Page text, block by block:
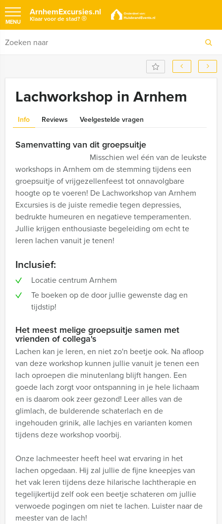
ArnhemExcursies.nl
Klaar voor de stad?®
MENU
Lachworkshop in Arnhem
Info Reviews Veelgestelde vragen
Samenvatting van dit groepsuitje
Misschien wel één van de leukste
workshops in Arnhem om de stemming tijdens een
groepsuitje of vrijgezellenfeest tot onnavolgbare
hoogte op te voeren! De Lachworkshop van Arnhem
Excursies is de juiste remedie tegen depressies,
bedrukte humeuren en negatieve temperamenten.
Jullie krijgen enthousiaste begeleiding om echt te
leren lachen vanuit je tenen!
Inclusief:
Locatie centrum Arnhem
Te boeken op de door jullie gewenste dag en
tijdstip!
Het meest melige groepsuitje samen met
vrienden of collega's
Lachen kan je leren, en niet zo'n beetje ook. Na afloop
van deze workshop kunnen jullie vanuit je tenen een
lach oproepen die minutenlang blijft hangen. Een
goede lach zorgt voor ontspanning in je hele lichaam
en is daarom ook zeer gezond! Leer alles van de
glimlach, de bulderende schaterlach en de
ingehouden grinik, alle lachjes en varianten komen
tijdens deze workshop voorbij.
Onze lachmeester heeft heel wat ervaring in het
lachen opgedaan. Hij zal jullie de fijne kneepjes van
het vak leren tijdens deze hilarische lachtherapie en
tegelijkertijd zelf ook een beetje schateren om jullie
verwoede pogingen om niet te lachen. Luister naar de
meester van de lach!